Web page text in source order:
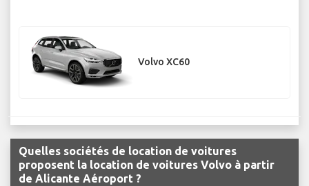
Volvo XC60
Quelles sociétés de location de voitures
proposent la location de voitures Volvo à partir
de Alicante Aéroport ?